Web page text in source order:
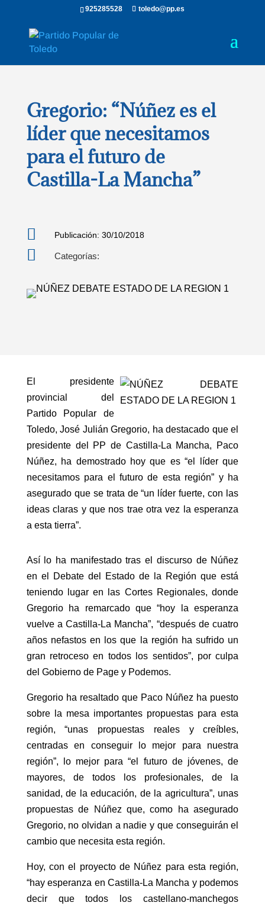
925285528 toledo@pp.es
Gregorio: “Núñez es el
líder que necesitamos
para el futuro de
Castilla-La Mancha”
 Publicación: 30/10/2018
 Categorías:
El presidente
provincial del
Partido Popular de
Toledo, José Julián Gregorio, ha destacado que el
presidente del PP de Castilla-La Mancha, Paco
Núñez, ha demostrado hoy que es “el líder que
necesitamos para el futuro de esta región” y ha
asegurado que se trata de “un líder fuerte, con las
ideas claras y que nos trae otra vez la esperanza
a esta tierra”.
Así lo ha manifestado tras el discurso de Núñez
en el Debate del Estado de la Región que está
teniendo lugar en las Cortes Regionales, donde
Gregorio ha remarcado que “hoy la esperanza
vuelve a Castilla-La Mancha”, “después de cuatro
años nefastos en los que la región ha sufrido un
gran retroceso en todos los sentidos”, por culpa
del Gobierno de Page y Podemos.
Gregorio ha resaltado que Paco Núñez ha puesto
sobre la mesa importantes propuestas para esta
región, “unas propuestas reales y creíbles,
centradas en conseguir lo mejor para nuestra
región”, lo mejor para “el futuro de jóvenes, de
mayores, de todos los profesionales, de la
sanidad, de la educación, de la agricultura”, unas
propuestas de Núñez que, como ha asegurado
Gregorio, no olvidan a nadie y que conseguirán el
cambio que necesita esta región.
Hoy, con el proyecto de Núñez para esta región,
“hay esperanza en Castilla-La Mancha y podemos
decir que todos los castellano-manchegos